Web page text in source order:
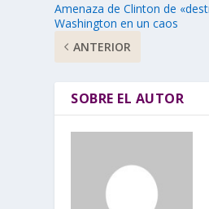
Amenaza de Clinton de
Washington en un caos
ANTERIOR
SOBRE EL AUTOR